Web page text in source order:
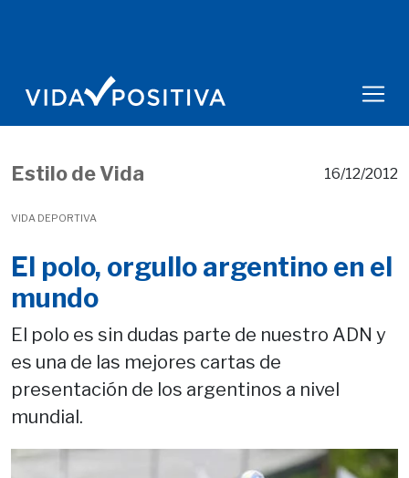
Estilo de Vida
VIDA DEPORTIVA
16/12/2012
El polo, orgullo argentino en el
mundo
El polo es sin dudas parte de nuestro ADN y
es una de las mejores cartas de
presentación de los argentinos a nivel
mundial.